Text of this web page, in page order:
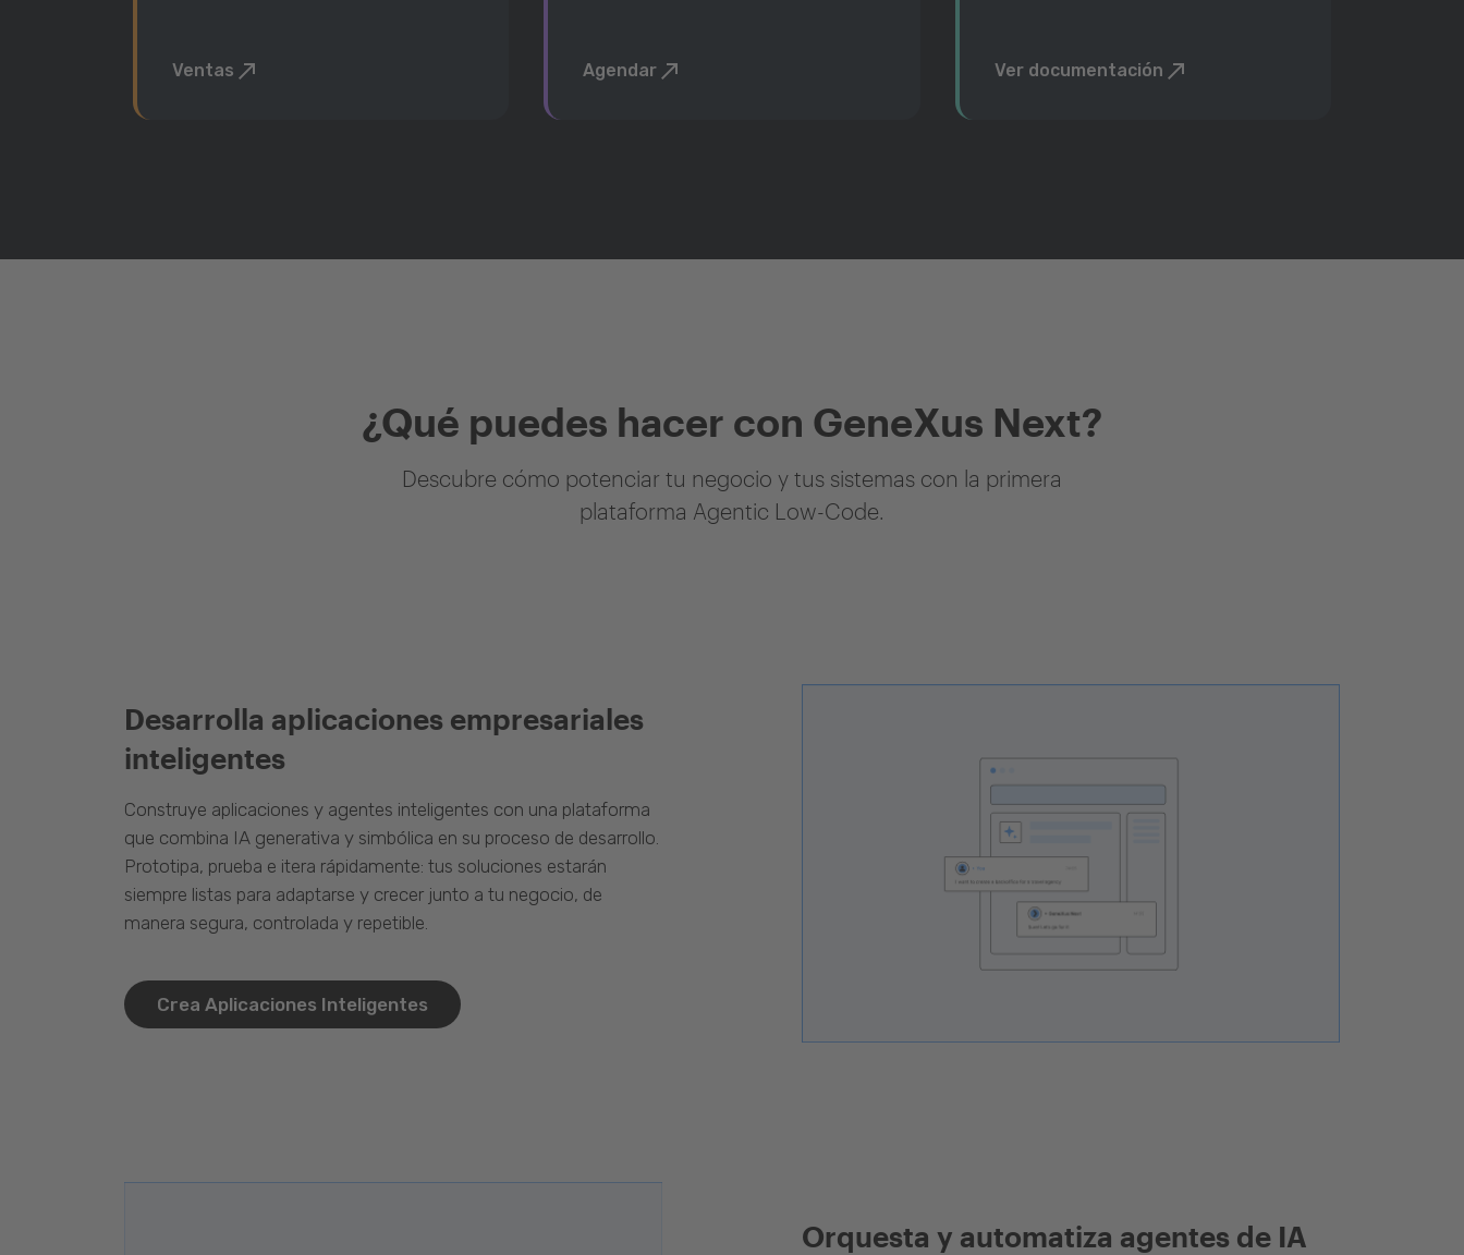
Ventas Agendar Ver documentación
¿Qué puedes hacer con GeneXus Next?
Descubre cómo potenciar tu negocio y tus sistemas con la primera
plataforma Agentic Low-Code.
Desarrolla aplicaciones empresariales
inteligentes
Construye aplicaciones y agentes inteligentes con una plataforma
que combina IA generativa y simbólica en su proceso de desarrollo.
Prototipa, prueba e itera rápidamente: tus soluciones estarán
siempre listas para adaptarse y crecer junto a tu negocio, de
manera segura, controlada y repetible.
Crea Aplicaciones Inteligentes
Orquesta y automatiza agentes de IA